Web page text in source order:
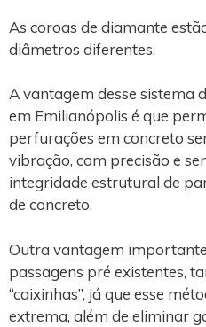
As coroas de diamante
diâmetros diferentes.
A vantagem desse sistema
em Emilianópolis é que
perfurações em concreto
vibração, com precisão e
integridade estrutural de
de concreto.
Outra vantagem
passagens pré existentes,
“caixinhas”, já que esse
extrema, além de eliminar